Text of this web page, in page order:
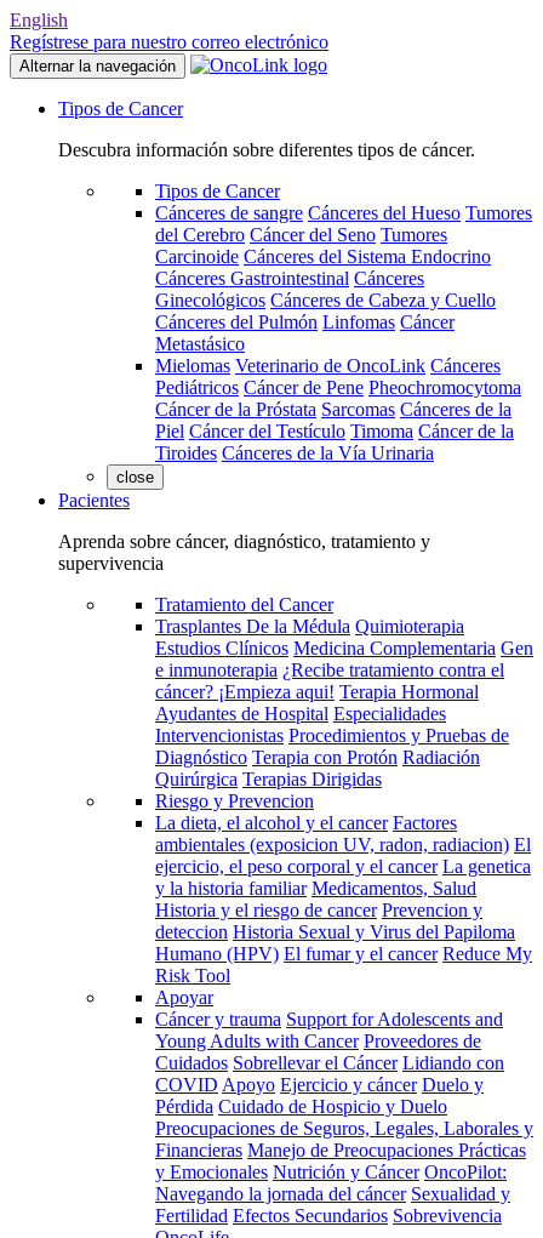
English
Regístrese para nuestro correo electrónico
Alternar la navegación
Tipos de Cancer
Descubra información sobre diferentes tipos de cáncer.
Tipos de Cancer
Cánceres de sangre Cánceres del Hueso Tumores
del Cerebro Cáncer del Seno Tumores
Carcinoide Cánceres del Sistema Endocrino
Cánceres Gastrointestinal Cánceres
Ginecológicos Cánceres de Cabeza y Cuello
Cánceres del Pulmón Linfomas Cáncer
Metastásico
Mielomas Veterinario de OncoLink Cánceres
Pediátricos Cáncer de Pene Pheochromocytoma
Cáncer de la Próstata Sarcomas Cánceres de la
Piel Cáncer del Testículo Timoma Cáncer de la
Tiroides Cánceres de la Vía Urinaria
close
Pacientes
Aprenda sobre cáncer, diagnóstico, tratamiento y
supervivencia
Tratamiento del Cancer
Trasplantes De la Médula Quimioterapia
Estudios Clínicos Medicina Complementaria Gen
e inmunoterapia ¿Recibe tratamiento contra el
cáncer? ¡Empieza aqui! Terapia Hormonal
Ayudantes de Hospital Especialidades
Intervencionistas Procedimientos y Pruebas de
Diagnóstico Terapia con Protón Radiación
Quirúrgica Terapias Dirigidas
Riesgo y Prevencion
La dieta, el alcohol y el cancer Factores
ambientales (exposicion UV, radon, radiacion) El
ejercicio, el peso corporal y el cancer La genetica
y la historia familiar Medicamentos, Salud
Historia y el riesgo de cancer Prevencion y
deteccion Historia Sexual y Virus del Papiloma
Humano (HPV) El fumar y el cancer Reduce My
Risk Tool
Apoyar
Cáncer y trauma Support for Adolescents and
Young Adults with Cancer Proveedores de
Cuidados Sobrellevar el Cáncer Lidiando con
COVID Apoyo Ejercicio y cáncer Duelo y
Pérdida Cuidado de Hospicio y Duelo
Preocupaciones de Seguros, Legales, Laborales y
Financieras Manejo de Preocupaciones Prácticas
y Emocionales Nutrición y Cáncer OncoPilot:
Navegando la jornada del cáncer Sexualidad y
Fertilidad Efectos Secundarios Sobrevivencia